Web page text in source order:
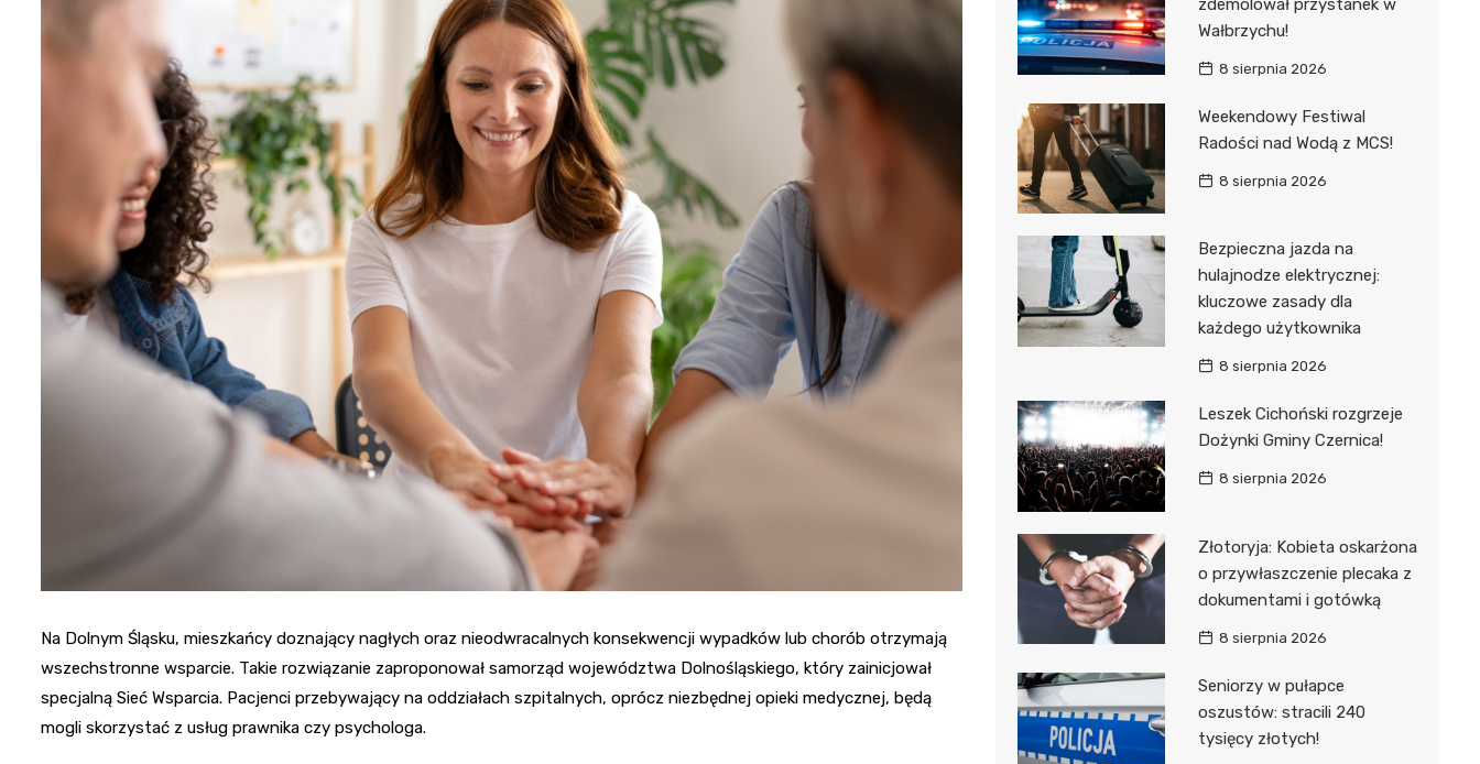
Kino
Poczta
Na Dolnym Śląsku, mieszkańcy doznający nagłych oraz nieodwracalnych konsekwencji wypadków lub chorób otrzymają
wszechstronne wsparcie. Takie rozwiązanie zaproponował samorząd województwa Dolnośląskiego, który zainicjował
specjalną Sieć Wsparcia. Pacjenci przebywający na oddziałach szpitalnych, oprócz niezbędnej opieki medycznej, będą
mogli skorzystać z usług prawnika czy psychologa.
zdemolował przystanek w
Wałbrzychu!
8 sierpnia 2026
Weekendowy Festiwal
Radości nad Wodą z MCS!
8 sierpnia 2026
Bezpieczna jazda na
hulajnodze elektrycznej:
kluczowe zasady dla
każdego użytkownika
8 sierpnia 2026
Leszek Cichoński rozgrzeje
Dożynki Gminy Czernica!
8 sierpnia 2026
Złotoryja: Kobieta oskarżona
o przywłaszczenie plecaka z
dokumentami i gotówką
8 sierpnia 2026
Seniorzy w pułapce
oszustów: stracili 240
tysięcy złotych!